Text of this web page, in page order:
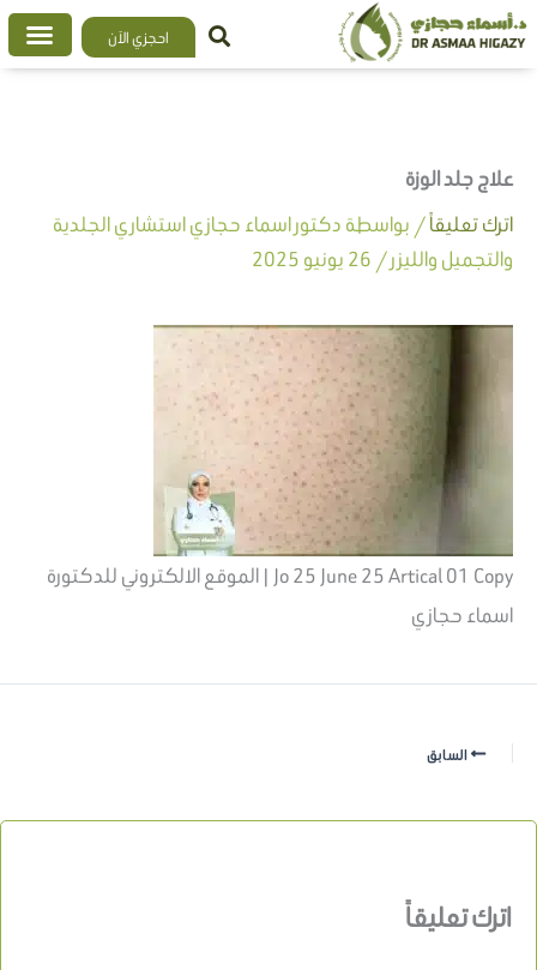
تخطي
إلى
احجزي الآن
علاج جلد الوزة
اترك تعليقاً/ بواسطة دكتور اسماء حجازي استشاري الجلدية
والتجميل والليزر/ 26 يونيو 2025
Jo 25 June 25 Artical 01 Copy | الموقع الالكتروني للدكتورة
اسماء حجازي
السابق
اترك تعليقاً